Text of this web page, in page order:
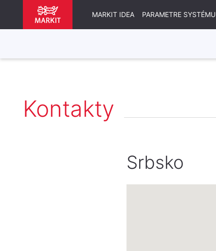
MARKIT IDEA PARAMETRE SYSTÉMU
Kontakty
Srbsko